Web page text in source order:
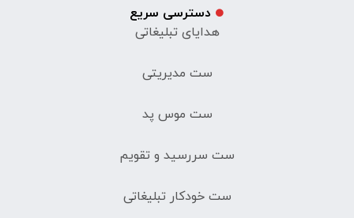
دسترسی سریع
هدایای تبلیغاتی
ست مدیریتی
ست موس پد
ست سررسید و تقویم
ست خودکار تبلیغاتی